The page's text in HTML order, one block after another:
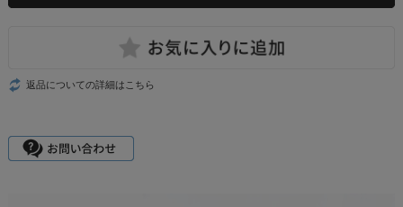
返品についての詳細はこちら